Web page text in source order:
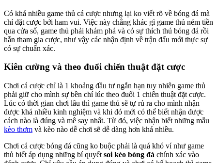
Có khá nhiều game thủ cá cược nhưng lại ko viết rõ về bóng đá mà
chỉ đặt cược bởi ham vui. Việc này chẳng khác gì game thủ ném tiền
qua cửa số, game thủ phải khám phá và có sự thích thú bóng đá rồi
hẳn tham gia cược, như vậy các nhận định về trận đấu mới thực sự
có sự chuẩn xác.
Kiên cường và theo đuổi chiến thuật đặt cược
Chơi cá cược chỉ là 1 khoảng đầu tư ngắn hạn tuy nhiên game thủ
phải giữ cho mình sự bền chí lúc theo đuổi 1 chiến thuật đặt cược.
Lúc có thời gian chơi lâu thì game thủ sẽ tự rủ ra cho mình nhận
được khá nhiều kinh nghiệm và khi đó mới có thể biết nhận được
cách nào là đúng và mê say nhất. Từ đó, việc nhận biết những mẫu
kèo thơm và kèo nào dễ chơi sẽ dễ dàng hơn khá nhiều.
Chơi cá cược bóng đá cũng ko buộc phải là quá khó ví như game
thủ biết áp dụng những bí quyết soi kèo bóng đá chính xác vào